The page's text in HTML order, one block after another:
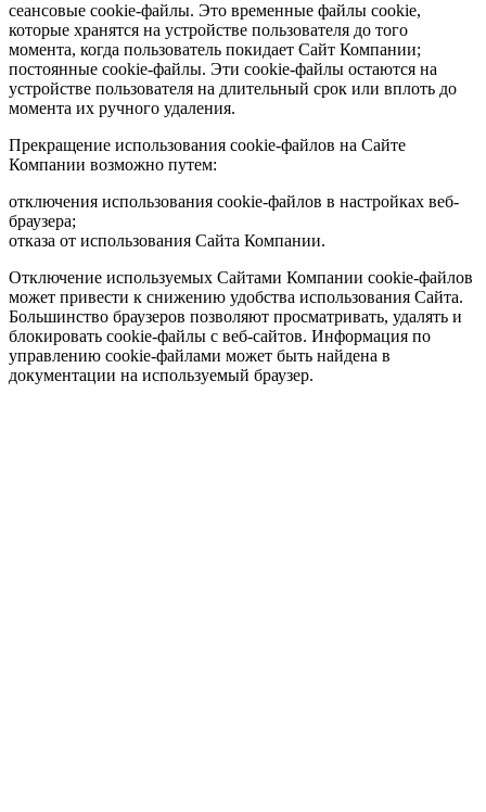
сеансовые cookie-файлы. Это временные файлы cookie,
которые хранятся на устройстве пользователя до того
момента, когда пользователь покидает Сайт Компании;
постоянные cookie-файлы. Эти cookie-файлы остаются на
устройстве пользователя на длительный срок или вплоть до
момента их ручного удаления.
Прекращение использования cookie-файлов на Сайте
Компании возможно путем:
отключения использования cookie-файлов в настройках веб-
браузера;
отказа от использования Сайта Компании.
Отключение используемых Сайтами Компании cookie-файлов
может привести к снижению удобства использования Сайта.
Большинство браузеров позволяют просматривать, удалять и
блокировать cookie-файлы c веб-сайтов. Информация по
управлению cookie-файлами может быть найдена в
документации на используемый браузер.